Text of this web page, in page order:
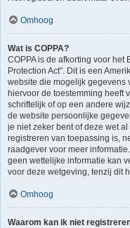
Omhoog
Wat is COPPA?
COPPA is de afkorting voor het
Protection Act". Dit is een
website die mogelijk gegevens
hiervoor de toestemming heeft
schriftelijk of op een andere
de website persoonlijke
je niet zeker bent of deze wet
registreren van toepassing is,
raadgever voor meer
geen wettelijke informatie kan
voor deze wetgeving, tenzij dit
Omhoog
Waarom kan ik niet